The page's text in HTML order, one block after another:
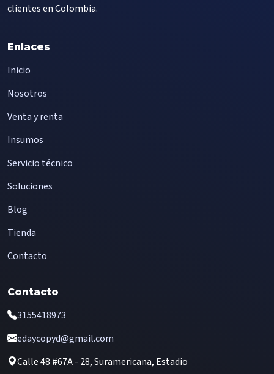
clientes en Colombia.
Enlaces
Inicio
Nosotros
Venta y renta
Insumos
Servicio técnico
Soluciones
Blog
Tienda
Contacto
Contacto
3155418973
edaycopyd@gmail.com
Calle 48 #67A - 28, Suramericana, Estadio